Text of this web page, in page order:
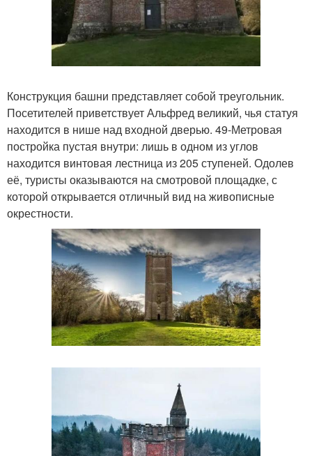
Конструкция башни представляет собой треугольник.
Посетителей приветствует Альфред великий, чья статуя
находится в нише над входной дверью. 49-Метровая
постройка пустая внутри: лишь в одном из углов
находится винтовая лестница из 205 ступеней. Одолев
её, туристы оказываются на смотровой площадке, с
которой открывается отличный вид на живописные
окрестности.